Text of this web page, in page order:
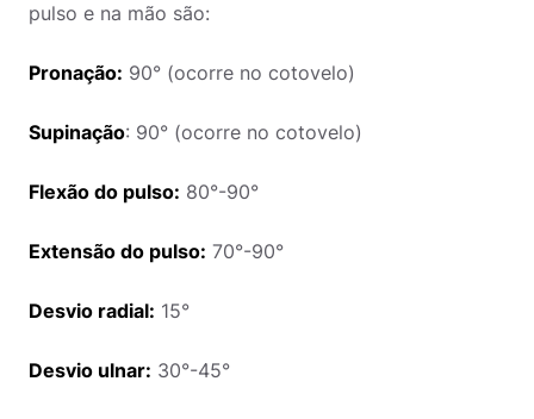
pulso e na mão são:
Pronação: 90° (ocorre no cotovelo)
Supinação: 90° (ocorre no cotovelo)
Flexão do pulso: 80°-90°
Extensão do pulso: 70°-90°
Desvio radial: 15°
Desvio ulnar: 30°-45°